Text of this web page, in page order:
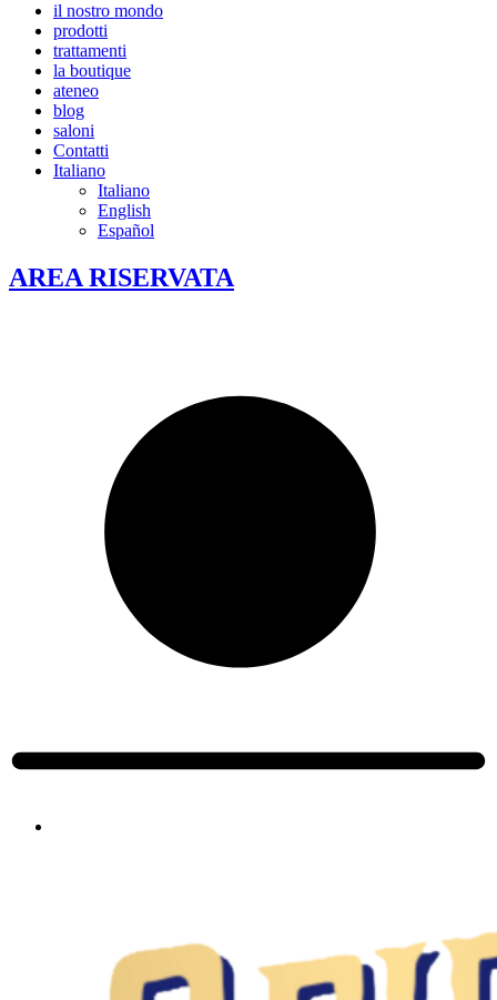
il nostro mondo
prodotti
trattamenti
la boutique
ateneo
blog
saloni
Contatti
Italiano
Italiano
English
Español
AREA RISERVATA